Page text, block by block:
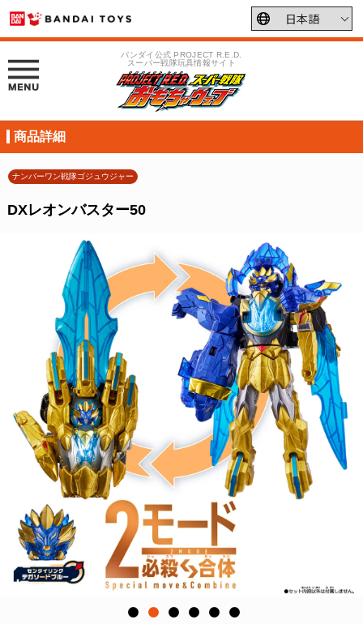
バンダイ公式 PROJECT R.E.D.
スーパー戦隊玩具情報サイト
商品詳細
ナンバーワン戦隊ゴジュウジャー
DXレオンバスター50